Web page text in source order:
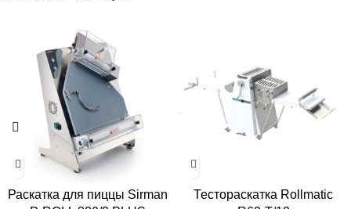
Раскатка для пиццы Sirman
Тестораскатка Rollmatic